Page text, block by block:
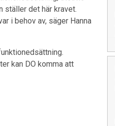
ställer det här kravet.
i behov av, säger Hanna
kan DO komma att